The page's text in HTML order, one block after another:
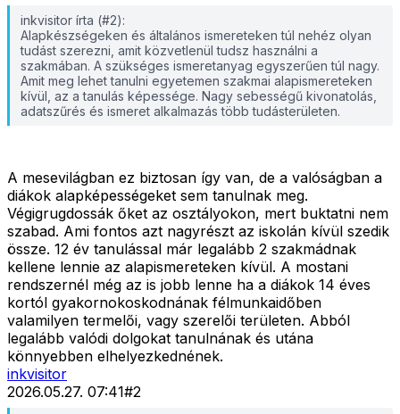
inkvisitor írta (#2):
Alapkészségeken és általános ismereteken túl nehéz olyan
tudást szerezni, amit közvetlenül tudsz használni a
szakmában. A szükséges ismeretanyag egyszerűen túl nagy.
Amit meg lehet tanulni egyetemen szakmai alapismereteken
kívül, az a tanulás képessége. Nagy sebességű kivonatolás,
adatszűrés és ismeret alkalmazás több tudásterületen.
A mesevilágban ez biztosan így van, de a valóságban a
diákok alapképességeket sem tanulnak meg.
Végigrugdossák őket az osztályokon, mert buktatni nem
szabad. Ami fontos azt nagyrészt az iskolán kívül szedik
össze. 12 év tanulással már legalább 2 szakmádnak
kellene lennie az alapismereteken kívül. A mostani
rendszernél még az is jobb lenne ha a diákok 14 éves
kortól gyakornokoskodnának félmunkaidőben
valamilyen termelői, vagy szerelői területen. Abból
legalább valódi dolgokat tanulnának és utána
könnyebben elhelyezkednének.
inkvisitor
2026.05.27. 07:41#2